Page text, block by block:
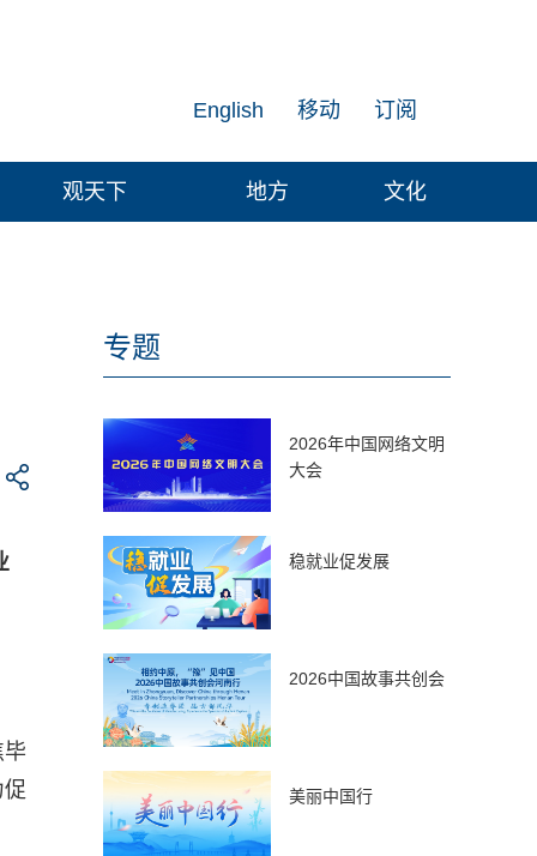
订阅
移动
English
观天下 地方 文化
专题
2026年中国网络文明
大会
稳就业促发展
2026中国故事共创会
美丽中国行